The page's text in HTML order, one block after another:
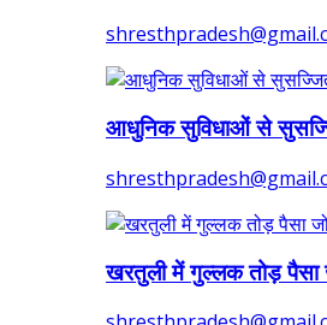
आधुनिक सुविधाओं से
खरतुली में गुल्लक तोड़